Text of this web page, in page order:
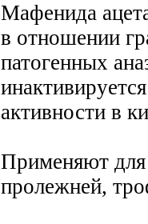
Мафенида
в отношении
патогенных
активности в
Применяют
пролежней,